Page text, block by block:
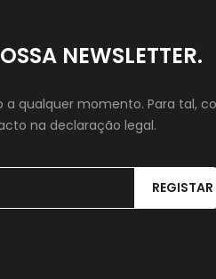
NEWSLETTER.
a qualquer momento. Para tal,
na declaração legal.